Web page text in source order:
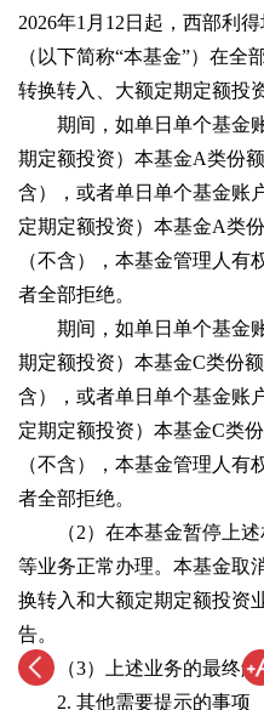
2026年1月12日起，西部利
（以下简称“本基金”）在
转换转入、大额定期定额投
期间，如单日单个基金账
期定额投资）本基金A类份
含），或者单日单个基金账
定期定额投资）本基金A类
（不含），本基金管理人
者全部拒绝。
期间，如单日单个基金账
期定额投资）本基金C类份
含），或者单日单个基金账
定期定额投资）本基金C类
（不含），本基金管理人
者全部拒绝。
（2）在本基金暂停上述
等业务正常办理。本基金取
换转入和大额定期定额投资
告。
（3）上述业务的最终解
2. 其他需要提示的事项